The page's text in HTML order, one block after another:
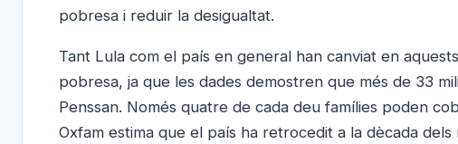
pobresa i reduir la desigualtat.
Tant Lula com el país en general han canviat en
pobresa, ja que les dades demostren que més de 33
Penssan. Només quatre de cada deu famílies poden
Oxfam estima que el país ha retrocedit a la dècada dels